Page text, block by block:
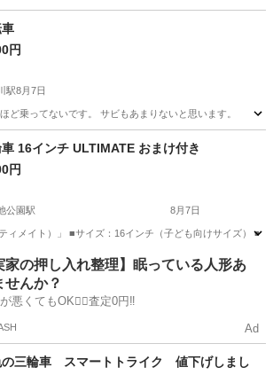
の他
車
円
駅8月7日
ど乗ってないです。 サビもあまりないと思います。
川駅 自転車
16インチ ULTIMATE おまけ付き
円
公園駅 8月7日
ティメイト）」 ■サイズ：16インチ（子ども向けサイズ）
池公園駅 一輪車
家の押し入れ整理】眠っている人形あ
せんか？
悪くてもOK🙆‍♀️査定0円‼️
Ad
の三輪車 スマートトライク 値下げしまし